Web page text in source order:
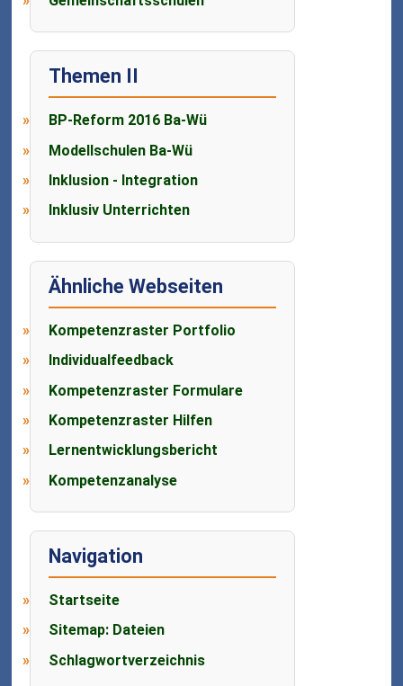
Themen II
BP-Reform 2016 Ba-Wü
Modellschulen Ba-Wü
Inklusion - Integration
Inklusiv Unterrichten
Ähnliche Webseiten
Kompetenzraster Portfolio
Individualfeedback
Kompetenzraster Formulare
Kompetenzraster Hilfen
Lernentwicklungsbericht
Kompetenzanalyse
Navigation
Startseite
Sitemap: Dateien
Schlagwortverzeichnis